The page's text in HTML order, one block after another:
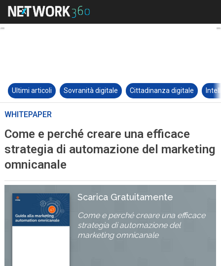
Ultimi articoli Sovranità digitale Cittadinanza digitale
WHITEPAPER
Come e perché creare una efficace
strategia di automazione del marketing
omnicanale
Scarica Gratuitamente
Come e perché creare una efficace
strategia di automazione del
marketing omnicanale